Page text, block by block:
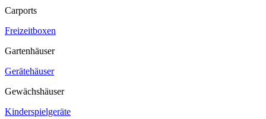
Carports
Freizeitboxen
Gartenhäuser
Gerätehäuser
Gewächshäuser
Kinderspielgeräte